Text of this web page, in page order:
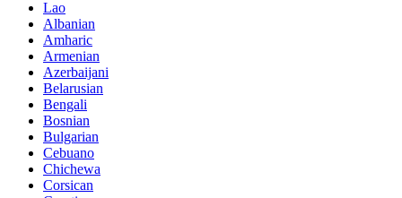
Lao
Albanian
Amharic
Armenian
Azerbaijani
Belarusian
Bengali
Bosnian
Bulgarian
Cebuano
Chichewa
Corsican